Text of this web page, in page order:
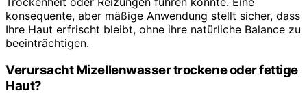
konsequente, aber mäßige Anwendung stellt sicher, dass
Ihre Haut erfrischt bleibt, ohne ihre natürliche Balance zu
beeinträchtigen.
Verursacht Mizellenwasser trockene oder fettige
Haut?